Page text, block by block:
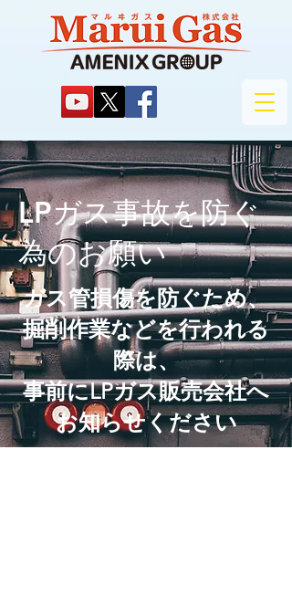
LPガス事故を防ぐ
為のお願い
ガス管損傷を防ぐため、
掘削作業などを行われる
際は、
事前にLPガス販売会社​へ
お知らせください